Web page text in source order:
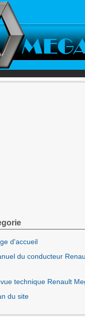
d'accueil
du conducteur
technique Renault
du site